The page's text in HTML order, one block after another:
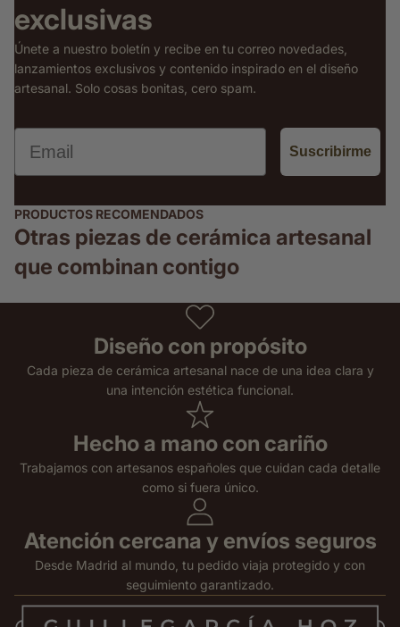
exclusivas
Únete a nuestro boletín y recibe en tu correo novedades,
lanzamientos exclusivos y contenido inspirado en el diseño
artesanal. Solo cosas bonitas, cero spam.
Suscribirme
PRODUCTOS RECOMENDADOS
Otras piezas de cerámica artesanal
que combinan contigo
Diseño con propósito
Cada pieza de cerámica artesanal nace de una idea clara y
una intención estética funcional.
Hecho a mano con cariño
Trabajamos con artesanos españoles que cuidan cada detalle
como si fuera único.
Atención cercana y envíos seguros
Desde Madrid al mundo, tu pedido viaja protegido y con
seguimiento garantizado.